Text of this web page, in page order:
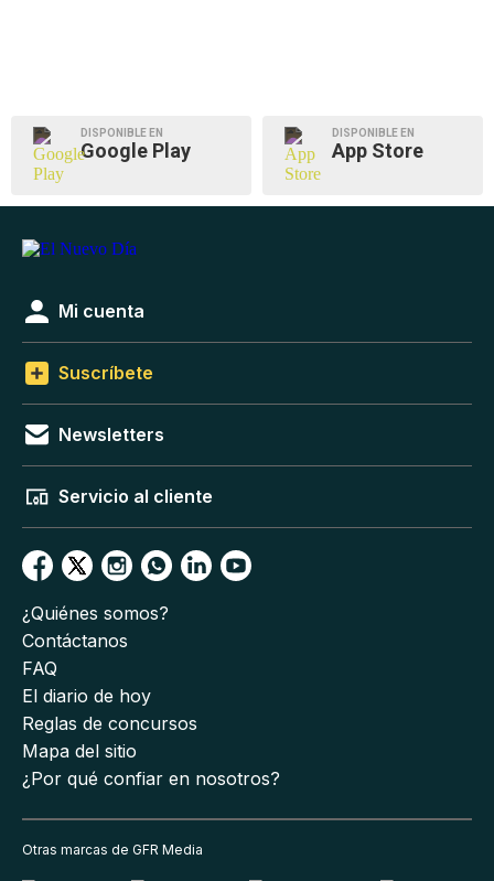
DISPONIBLE EN
Google Play
DISPONIBLE EN
App Store
Mi cuenta
Suscríbete
Newsletters
Servicio al cliente
¿Quiénes somos?
Contáctanos
FAQ
El diario de hoy
Reglas de concursos
Mapa del sitio
¿Por qué confiar en nosotros?
Otras marcas de GFR Media